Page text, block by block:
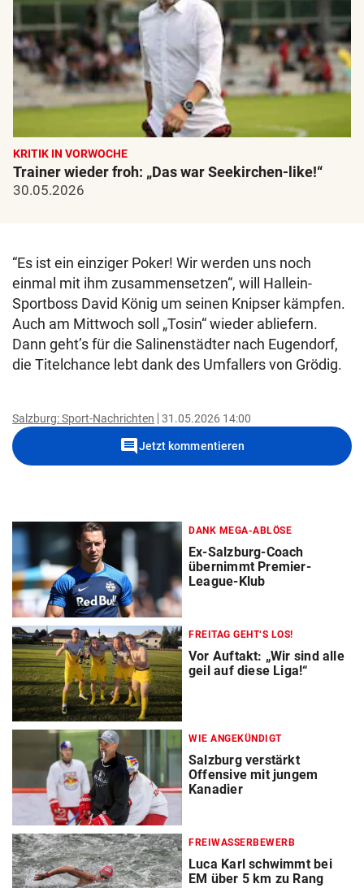
KRITIK IN VORWOCHE
Trainer wieder froh: „Das war Seekirchen-like!“
30.05.2026
“Es ist ein einziger Poker! Wir werden uns noch
einmal mit ihm zusammensetzen“, will Hallein-
Sportboss David König um seinen Knipser kämpfen.
Auch am Mittwoch soll „Tosin“ wieder abliefern.
Dann geht’s für die Salinenstädter nach Eugendorf,
die Titelchance lebt dank des Umfallers von Grödig.
Salzburg: Sport-Nachrichten 31.05.2026 14:00
commentJetzt kommentieren
DANK MEGA-ABLÖSE
Ex-Salzburg-Coach
übernimmt Premier-
League-Klub
FREITAG GEHT‘S LOS!
Vor Auftakt: „Wir sind alle
geil auf diese Liga!“
WIE ANGEKÜNDIGT
Salzburg verstärkt
Offensive mit jungem
Kanadier
FREIWASSERBEWERB
Luca Karl schwimmt bei
EM über 5 km zu Rang